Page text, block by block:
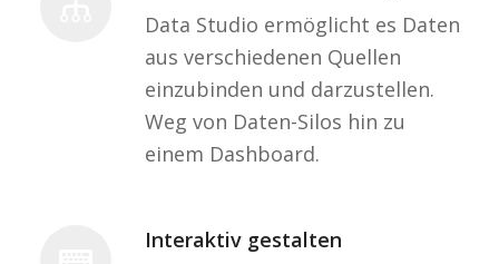
Data Studio ermöglicht es Daten
aus verschiedenen Quellen
einzubinden und darzustellen.
Weg von Daten-Silos hin zu
einem Dashboard.
Interaktiv gestalten